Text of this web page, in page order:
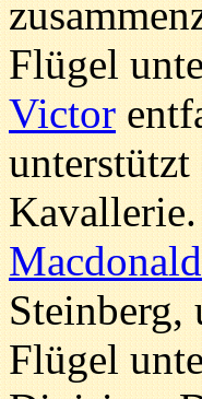
Flügel
Victor
unterstützt
Macdonald
Flügel